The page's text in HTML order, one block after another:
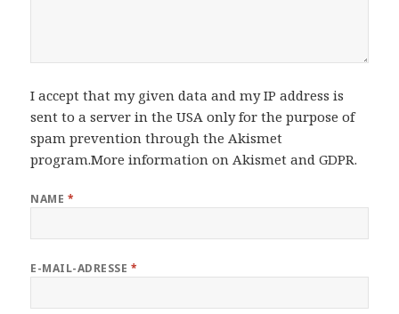
I accept that my given data and my IP address is
sent to a server in the USA only for the purpose of
spam prevention through theAkismet
program.More information on Akismet and GDPR.
NAME *
E-MAIL-ADRESSE *